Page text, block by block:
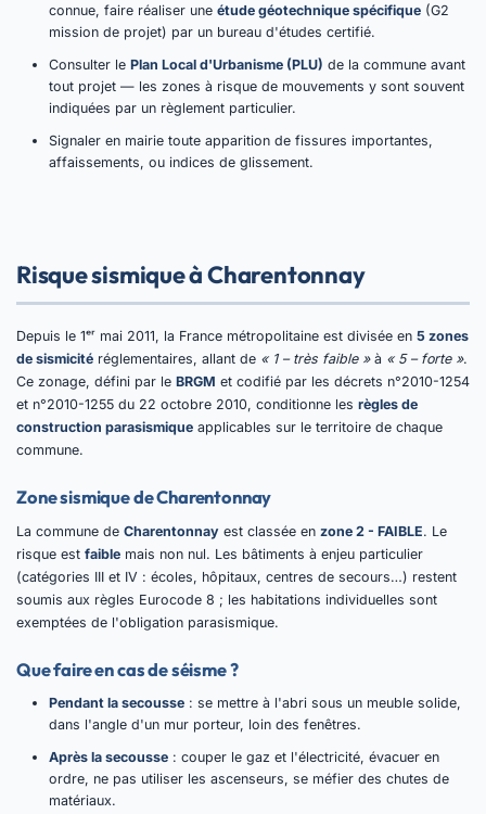
connue, faire réaliser une étude géotechnique spécifique (G2
mission de projet) par un bureau d'études certifié.
Consulter le Plan Local d'Urbanisme (PLU) de la commune avant
tout projet — les zones à risque de mouvements y sont souvent
indiquées par un règlement particulier.
Signaler en mairie toute apparition de fissures importantes,
affaissements, ou indices de glissement.
Risque sismique à Charentonnay
Depuis le 1ᵉʳ mai 2011, la France métropolitaine est divisée en 5 zones
de sismicité réglementaires, allant de « 1 – très faible »à « 5 – forte ».
Ce zonage, défini par le BRGM et codifié par les décrets n°2010-1254
et n°2010-1255 du 22 octobre 2010, conditionne les règles de
construction parasismique applicables sur le territoire de chaque
commune.
Zone sismique de Charentonnay
La commune de Charentonnay est classée en zone 2 - FAIBLE. Le
risque est faible mais non nul. Les bâtiments à enjeu particulier
(catégories III et IV : écoles, hôpitaux, centres de secours…) restent
soumis aux règles Eurocode 8 ; les habitations individuelles sont
exemptées de l'obligation parasismique.
Que faire en cas de séisme ?
Pendant la secousse : se mettre à l'abri sous un meuble solide,
dans l'angle d'un mur porteur, loin des fenêtres.
Après la secousse : couper le gaz et l'électricité, évacuer en
ordre, ne pas utiliser les ascenseurs, se méfier des chutes de
matériaux.